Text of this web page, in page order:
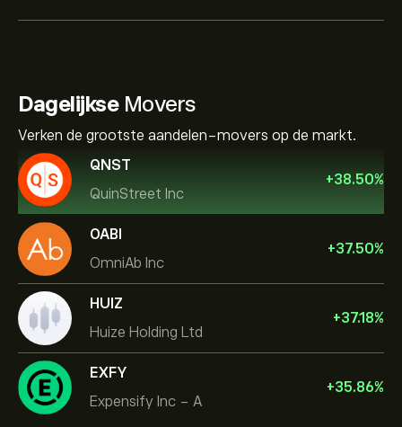
DagelijkseMovers
Verken de grootste aandelen-movers op de markt.
QNST
QuinStreet Inc
+38.50%
OABI
OmniAb Inc
+37.50%
HUIZ
Huize Holding Ltd
+37.18%
EXFY
Expensify Inc - A
+35.86%